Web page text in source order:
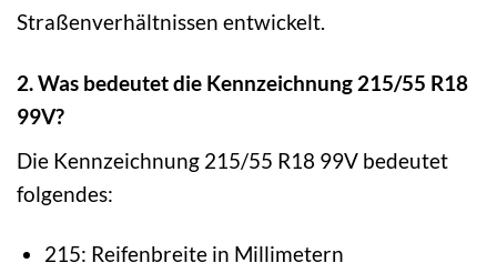
Straßenverhältnissen entwickelt.
2. Was bedeutet die Kennzeichnung 215/55 R18
99V?
Die Kennzeichnung 215/55 R18 99V bedeutet
folgendes:
215: Reifenbreite in Millimetern